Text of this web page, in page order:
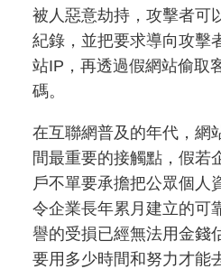
被人惡意劫持，攻擊者可
紀錄，並把要求導向攻擊
站IP，再透過假網站偷取
碼。
在互聯網普及的年代，網
間最重要的接觸點，假若
戶不單要承擔把公眾個人
令企業長年累月建立的可
譽的受損已經無法用金錢
要用多少時間和努力才能